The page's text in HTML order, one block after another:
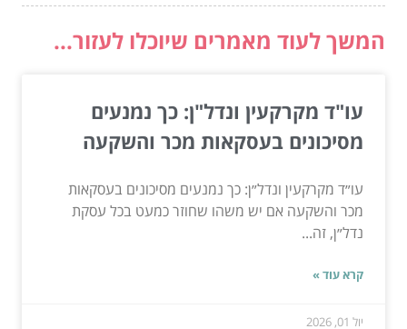
המשך לעוד מאמרים שיוכלו לעזור...
עו"ד מקרקעין ונדל"ן: כך נמנעים
מסיכונים בעסקאות מכר והשקעה
עו״ד מקרקעין ונדל״ן: כך נמנעים מסיכונים בעסקאות
מכר והשקעה אם יש משהו שחוזר כמעט בכל עסקת
נדל״ן, זה...
קרא עוד »
יול 01, 2026